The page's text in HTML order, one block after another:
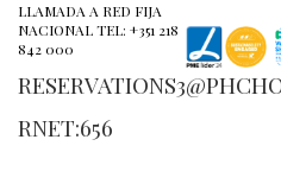
LLAMADA A RED FIJA
NACIONAL TEL: +351 218
842 000
RNET:656